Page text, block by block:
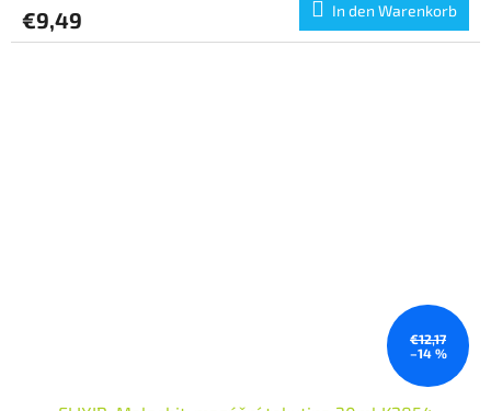
€9,49 In den Warenkorb
€12,17
–14 %